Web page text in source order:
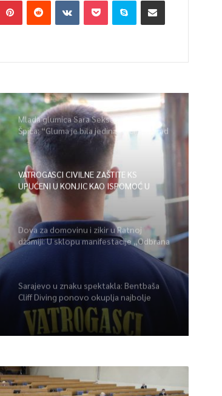
Mlada glumica Sara Seksan u emisiji
Špica: “Gluma je bila jedina opcija, uz rad
i disciplinu sve je moguće”
VATROGASCI CIVILNE ZAŠTITE KS
UPUĆENI U KONJIC KAO ISPOMOĆ U
GAŠENJU POŽARA
Dova za domovinu i zikir u Ratnoj
džamiji: U sklopu manifestacije „Odbrana
BiH – Igman 2026“ odana počast
Sarajevo u znaku spektakla: Bentbaša
Cliff Diving ponovo okuplja najbolje
skakače i vrhunsku zabavu